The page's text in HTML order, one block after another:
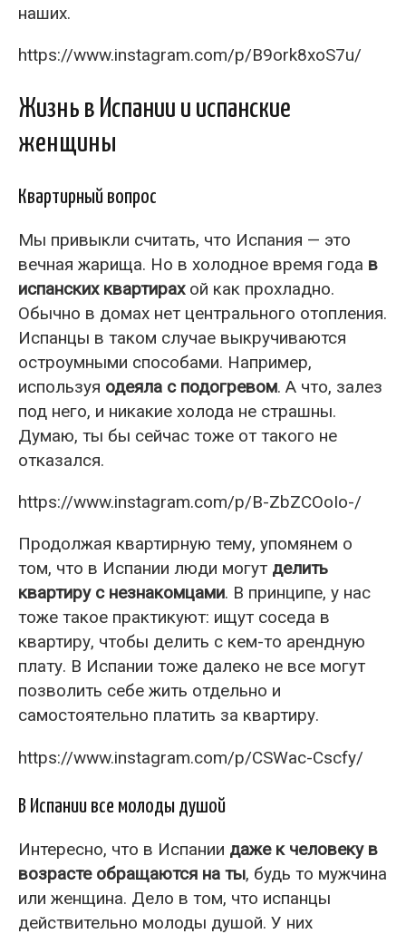
наших.
https://www.instagram.com/p/B9ork8xoS7u/
Жизнь в Испании и испанские
женщины
Квартирный вопрос
Мы привыкли считать, что Испания — это
вечная жарища. Но в холодное время года в
испанских квартирах ой как прохладно.
Обычно в домах нет центрального отопления.
Испанцы в таком случае выкручиваются
остроумными способами. Например,
используя одеяла с подогревом. А что, залез
под него, и никакие холода не страшны.
Думаю, ты бы сейчас тоже от такого не
отказался.
https://www.instagram.com/p/B-ZbZCOoIo-/
Продолжая квартирную тему, упомянем о
том, что в Испании люди могут делить
квартиру с незнакомцами. В принципе, у нас
тоже такое практикуют: ищут соседа в
квартиру, чтобы делить с кем-то арендную
плату. В Испании тоже далеко не все могут
позволить себе жить отдельно и
самостоятельно платить за квартиру.
https://www.instagram.com/p/CSWac-Cscfy/
В Испании все молоды душой
Интересно, что в Испании даже к человеку в
возрасте обращаются на ты, будь то мужчина
или женщина. Дело в том, что испанцы
действительно молоды душой. У них